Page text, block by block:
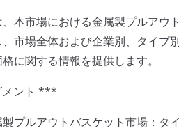
本市場における金属製プルアウ
市場全体および企業別、タイプ
に関する情報を提供します。
ント ***
製プルアウトバスケット市場：タ